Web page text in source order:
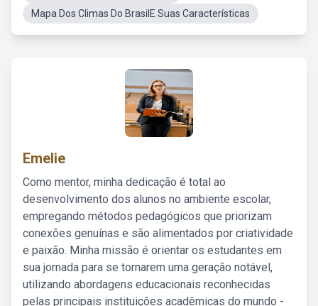
Mapa Dos Climas Do BrasilE Suas Características
Emelie
Como mentor, minha dedicação é total ao
desenvolvimento dos alunos no ambiente escolar,
empregando métodos pedagógicos que priorizam
conexões genuínas e são alimentados por criatividade
e paixão. Minha missão é orientar os estudantes em
sua jornada para se tornarem uma geração notável,
utilizando abordagens educacionais reconhecidas
pelas principais instituições acadêmicas do mundo -